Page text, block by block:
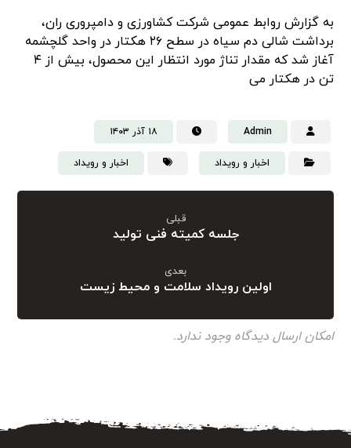
به گزارش روابط عمومی شرکت کشاورزی و دامپروری ران،
برداشت شالی دم سیاه در سطح ۲۶ هکتار در واحد گلچشمه
آغاز شد که مقدار تناژ مورد انتظار این محصول، بیش از ۴
تن در هکتار می
Admin ۱۸ آذر ۱۴۰۳
اخبار و رویداد اخبار و رویداد
قبلی
جلسه کمیته فنی تولید
بعدی
اولین رویداد سلامت و محیط زیست
امکان ارسال دیدگاه وجود ندارد.